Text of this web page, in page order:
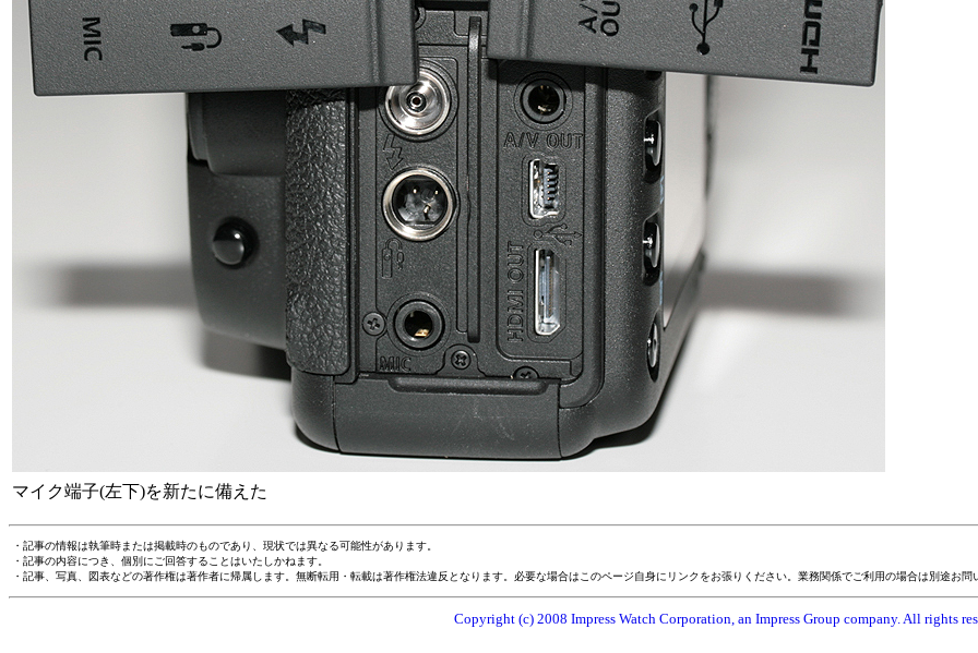
マイク端子(左下)を新たに備えた
・記事の情報は執筆時または掲載時のものであり、現状では異なる可能性があります。
・記事の内容につき、個別にご回答することはいたしかねます。
・記事、写真、図表などの著作権は著作者に帰属します。無断転用・転載は著作権法違反となります。必要な場合はこのページ自身にリンクをお張りください。業務関係でご利用の場合は別途お問
Copyright (c) 2008 Impress Watch Corporation, an Impress Group company. All rights